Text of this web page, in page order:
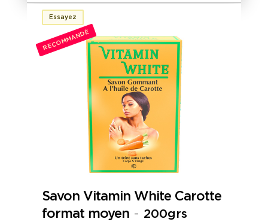
Essayez
RECOMMANDÉ
Savon Vitamin White Carotte
format moyen- 200grs